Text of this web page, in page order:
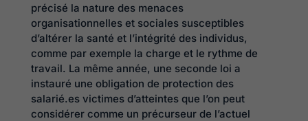
précisé la nature des menaces
organisationnelles et sociales susceptibles
d’altérer la santé et l’intégrité des individus,
comme par exemple la charge et le rythme de
travail. La même année, une seconde loi a
instauré une obligation de protection des
salarié.es victimes d’atteintes que l’on peut
considérer comme un précurseur de l’actuel